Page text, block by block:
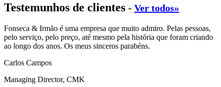
Testemunhos de clientes - Ver todos»
Fonseca & Irmão é uma empresa que muito admiro. Pelas pessoas,
pelo serviço, pelo preço, até mesmo pela história que foram criando
ao longo dos anos. Os meus sinceros parabéns.
Carlos Campos
Managing Director, CMK